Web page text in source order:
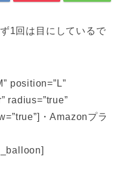
1回は目にしているで
position=”L”
radius=”true”
・Amazonプラ